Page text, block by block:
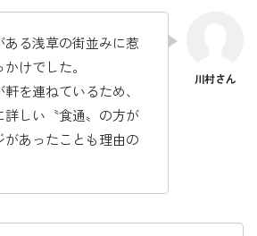
る浅草の街並みに惹
けでした。
を連ねているため、
詳しい〝食通〟の方が
あったことも理由の